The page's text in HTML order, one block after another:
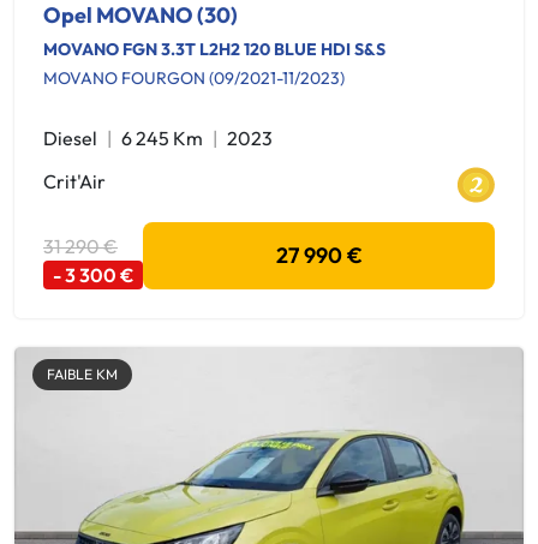
Opel MOVANO (30)
MOVANO FGN 3.3T L2H2 120 BLUE HDI S&S
MOVANO FOURGON (09/2021-11/2023)
Diesel 6 245 Km
2023
Crit'Air
31 290 €
- 3 300 €
27 990 €
FAIBLE KM